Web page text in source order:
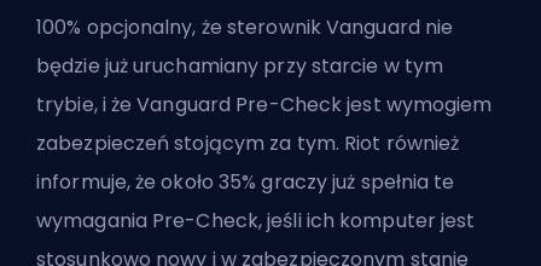
100% opcjonalny, że sterownik Vanguard nie
będzie już uruchamiany przy starcie w tym
trybie, i że Vanguard Pre-Check jest wymogiem
zabezpieczeń stojącym za tym. Riot również
informuje, że około 35% graczy już spełnia te
wymagania Pre-Check, jeśli ich komputer jest
stosunkowo nowy i w zabezpieczonym stanie